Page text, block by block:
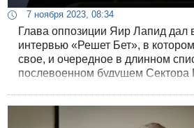
7 ноября 2023, 08:34
Глава оппозиции Яир Лапид дал
интервью «Решет Бет», в
свое, и очередное в длинном
послевоенном будущем Сектора